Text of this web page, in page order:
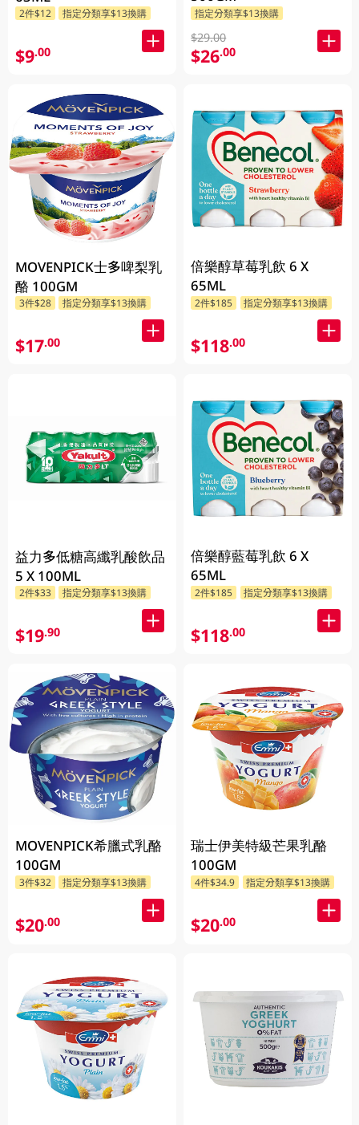
2件$12 指定分類享$13換購
$9.00
MOVENPICK士多啤梨乳
酪 100GM
3件$28 指定分類享$13換購
$17.00
益力多低糖高纖乳酸飲品
5 X 100ML
2件$33 指定分類享$13換購
$19.90
MOVENPICK希臘式乳酪
100GM
3件$32 指定分類享$13換購
$20.00
指定分類享$13換購
$29.00
$26.00
倍樂醇草莓乳飲 6 X
65ML
2件$185 指定分類享$13換購
$118.00
倍樂醇藍莓乳飲 6 X
65ML
2件$185 指定分類享$13換購
$118.00
瑞士伊美特級芒果乳酪
100GM
4件$34.9 指定分類享$13換購
$20.00